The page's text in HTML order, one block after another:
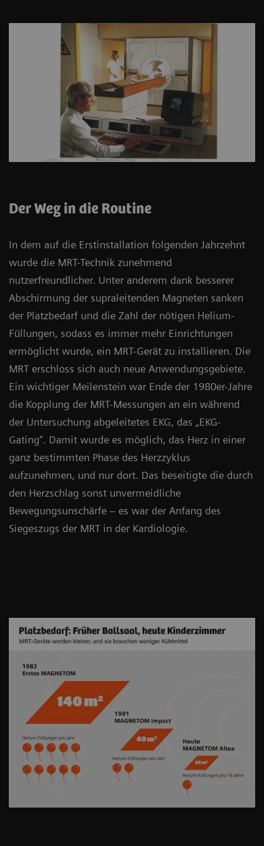
Der Weg in die Routine
In dem auf die Erstinstallation folgenden Jahrzehnt
wurde die MRT-Technik zunehmend
nutzerfreundlicher. Unter anderem dank besserer
Abschirmung der supraleitenden Magneten sanken
der Platzbedarf und die Zahl der nötigen Helium-
Füllungen, sodass es immer mehr Einrichtungen
ermöglicht wurde, ein MRT-Gerät zu installieren. Die
MRT erschloss sich auch neue Anwendungsgebiete.
Ein wichtiger Meilenstein war Ende der 1980er-Jahre
die Kopplung der MRT-Messungen an ein während
der Untersuchung abgeleitetes EKG, das „EKG-
Gating“. Damit wurde es möglich, das Herz in einer
ganz bestimmten Phase des Herzzyklus
aufzunehmen, und nur dort. Das beseitigte die durch
den Herzschlag sonst unvermeidliche
Bewegungsunschärfe – es war der Anfang des
Siegeszugs der MRT in der Kardiologie.